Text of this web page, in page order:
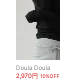
Doula Doula
2,970円 10%OFF